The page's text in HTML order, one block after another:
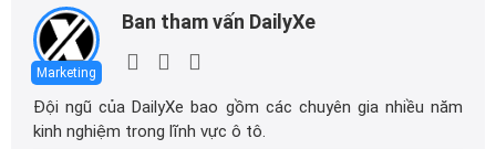
Marketing
Ban tham vấn DailyXe
Đội ngũ của DailyXe bao gồm các chuyên gia nhiều năm
kinh nghiệm trong lĩnh vực ô tô.